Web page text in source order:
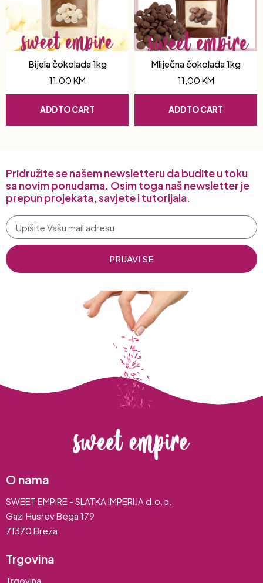
Bijela čokolada 1kg
11,00 KM
ADD TO CART
Mliječna čokolada 1kg
11,00 KM
ADD TO CART
Pridružite se našem newsletteru da budite u toku
sa novim ponudama. Osim toga naš newsletter je
prepun projekata, savjete i tutorijala.
PRIJAVI SE
O nama
SWEET EMPIRE - SLATKA IMPERIJA d.o.o.
Gazi Husrev Bega 179
71370 Breza
Trgovina
Trgovina